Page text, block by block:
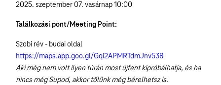
2025. szeptember 07. vasárnap 10:00
Találkozási pont/Meeting Point:
Szobi rév - budai oldal
https://maps.app.goo.gl/Gqi2APMRTdmJnv538
Aki még nem volt ilyen túrán most újfent kipróbálhatja, és ha
nincs még Supod, akkor tőlünk még bérelhetsz is.